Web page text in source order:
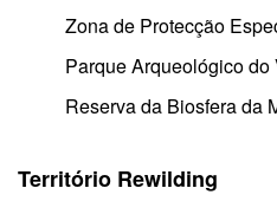
Zona de Protecção
Parque Arqueológico do
Reserva da Biosfera da
Território Rewilding